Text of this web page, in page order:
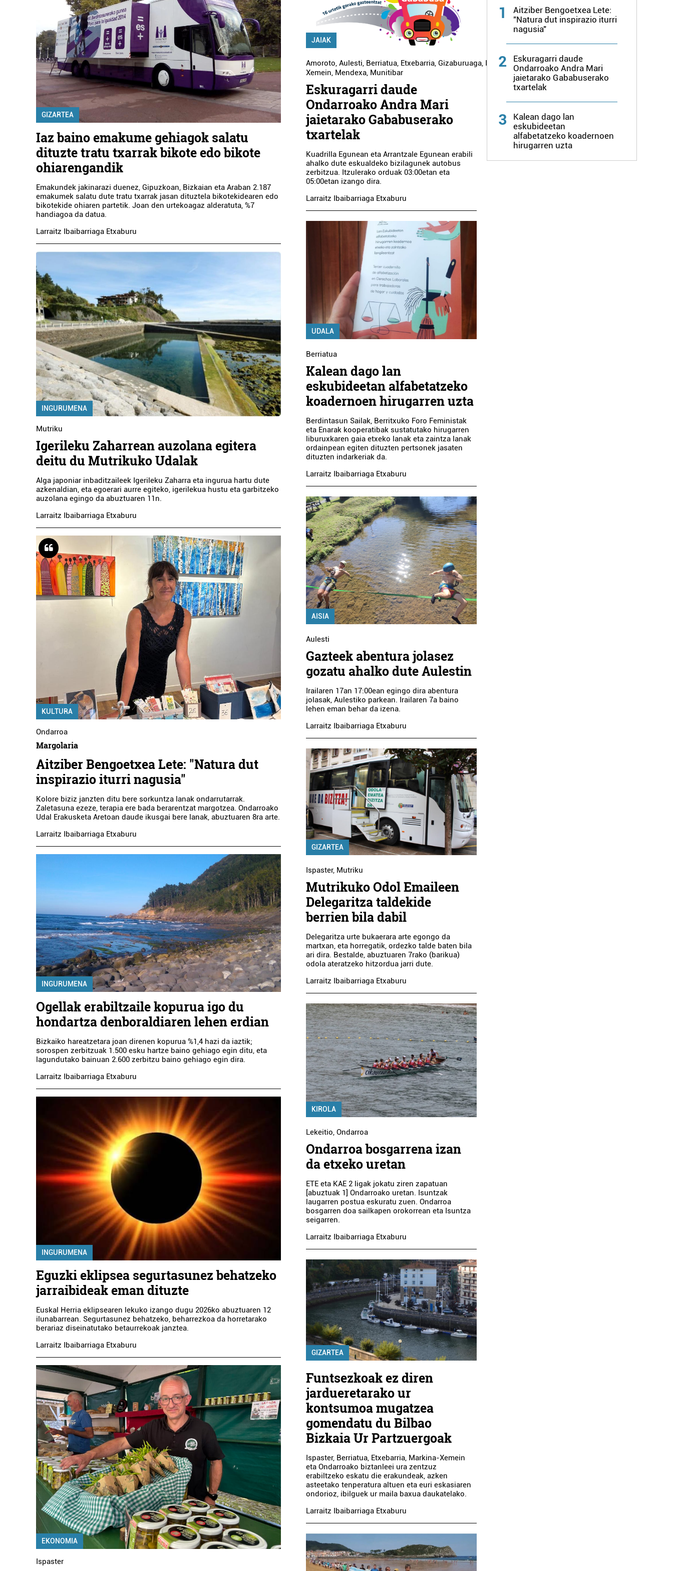
GIZARTEA
Iaz baino emakume gehiagok salatu
dituzte tratu txarrak bikote edo bikote
ohiarengandik
Emakundek jakinarazi duenez, Gipuzkoan, Bizkaian eta Araban 2.187
emakumek salatu dute tratu txarrak jasan dituztela bikotekidearen edo
bikotekide ohiaren partetik. Joan den urtekoagaz alderatuta, %7
handiagoa da datua.
Larraitz Ibaibarriaga Etxaburu
INGURUMENA
Mutriku
Igerileku Zaharrean auzolana egitera
deitu du Mutrikuko Udalak
Alga japoniar inbaditzaileek Igerileku Zaharra eta ingurua hartu dute
azkenaldian, eta egoerari aurre egiteko, igerilekua hustu eta garbitzeko
auzolana egingo da abuztuaren 11n.
Larraitz Ibaibarriaga Etxaburu
KULTURA
Ondarroa
Margolaria
Aitziber Bengoetxea Lete: "Natura dut
inspirazio iturri nagusia"
Kolore biziz janzten ditu bere sorkuntza lanak ondarrutarrak.
Zaletasuna ezeze, terapia ere bada berarentzat margotzea. Ondarroako
Udal Erakusketa Aretoan daude ikusgai bere lanak, abuztuaren 8ra arte.
Larraitz Ibaibarriaga Etxaburu
INGURUMENA
Ogellak erabiltzaile kopurua igo du
hondartza denboraldiaren lehen erdian
Bizkaiko hareatzetara joan direnen kopurua %1,4 hazi da iaztik;
sorospen zerbitzuak 1.500 esku hartze baino gehiago egin ditu, eta
lagundutako bainuan 2.600 zerbitzu baino gehiago egin dira.
Larraitz Ibaibarriaga Etxaburu
INGURUMENA
Eguzki eklipsea segurtasunez behatzeko
jarraibideak eman dituzte
Euskal Herria eklipsearen lekuko izango dugu 2026ko abuztuaren 12
ilunabarrean. Segurtasunez behatzeko, beharrezkoa da horretarako
berariaz diseinatutako betaurrekoak janztea.
Larraitz Ibaibarriaga Etxaburu
EKONOMIA
Ispaster
JAIAK
Amoroto,Aulesti, Berriatua, Etxebarria,Gizaburuaga, Ispaster ,Lekeitio,Markina-
Xemein, Mendexa, Munitibar
Eskuragarri daude
Ondarroako Andra Mari
jaietarako Gababuserako
txartelak
Kuadrilla Egunean eta Arrantzale Egunean erabili
ahalko dute eskualdeko bizilagunek autobus
zerbitzua. Itzulerako orduak 03:00etan eta
05:00etan izango dira.
Larraitz Ibaibarriaga Etxaburu
UDALA
Berriatua
Kalean dago lan
eskubideetan alfabetatzeko
koadernoen hirugarren uzta
Berdintasun Sailak, Berritxuko Foro Feministak
eta Enarak kooperatibak sustatutako hirugarren
liburuxkaren gaia etxeko lanak eta zaintza lanak
ordainpean egiten dituzten pertsonek jasaten
dituzten indarkeriak da.
Larraitz Ibaibarriaga Etxaburu
AISIA
Aulesti
Gazteek abentura jolasez
gozatu ahalko dute Aulestin
Irailaren 17an 17:00ean egingo dira abentura
jolasak, Aulestiko parkean. Irailaren 7a baino
lehen eman behar da izena.
Larraitz Ibaibarriaga Etxaburu
GIZARTEA
Ispaster, Mutriku
Mutrikuko Odol Emaileen
Delegaritza taldekide
berrien bila dabil
Delegaritza urte bukaerara arte egongo da
martxan, eta horregatik, ordezko talde baten bila
ari dira. Bestalde, abuztuaren 7rako (barikua)
odola ateratzeko hitzordua jarri dute.
Larraitz Ibaibarriaga Etxaburu
KIROLA
Lekeitio,Ondarroa
Ondarroa bosgarrena izan
da etxeko uretan
ETE eta KAE 2 ligak jokatu ziren zapatuan
[abuztuak 1] Ondarroako uretan. Isuntzak
laugarren postua eskuratu zuen. Ondarroa
bosgarren doa sailkapen orokorrean eta Isuntza
seigarren.
Larraitz Ibaibarriaga Etxaburu
GIZARTEA
Funtsezkoak ez diren
jardueretarako ur
kontsumoa mugatzea
gomendatu du Bilbao
Bizkaia Ur Partzuergoak
Ispaster, Berriatua, Etxebarria, Markina-Xemein
eta Ondarroako biztanleei ura zentzuz
erabiltzeko eskatu die erakundeak, azken
asteetako tenperatura altuen eta euri eskasiaren
ondorioz, ibilguek ur maila baxua daukatelako.
Larraitz Ibaibarriaga Etxaburu
1
Aitziber Bengoetxea Lete:
"Natura dut inspirazio iturri
nagusia"
2
Eskuragarri daude
Ondarroako Andra Mari
jaietarako Gababuserako
txartelak
3
Kalean dago lan
eskubideetan
alfabetatzeko koadernoen
hirugarren uzta